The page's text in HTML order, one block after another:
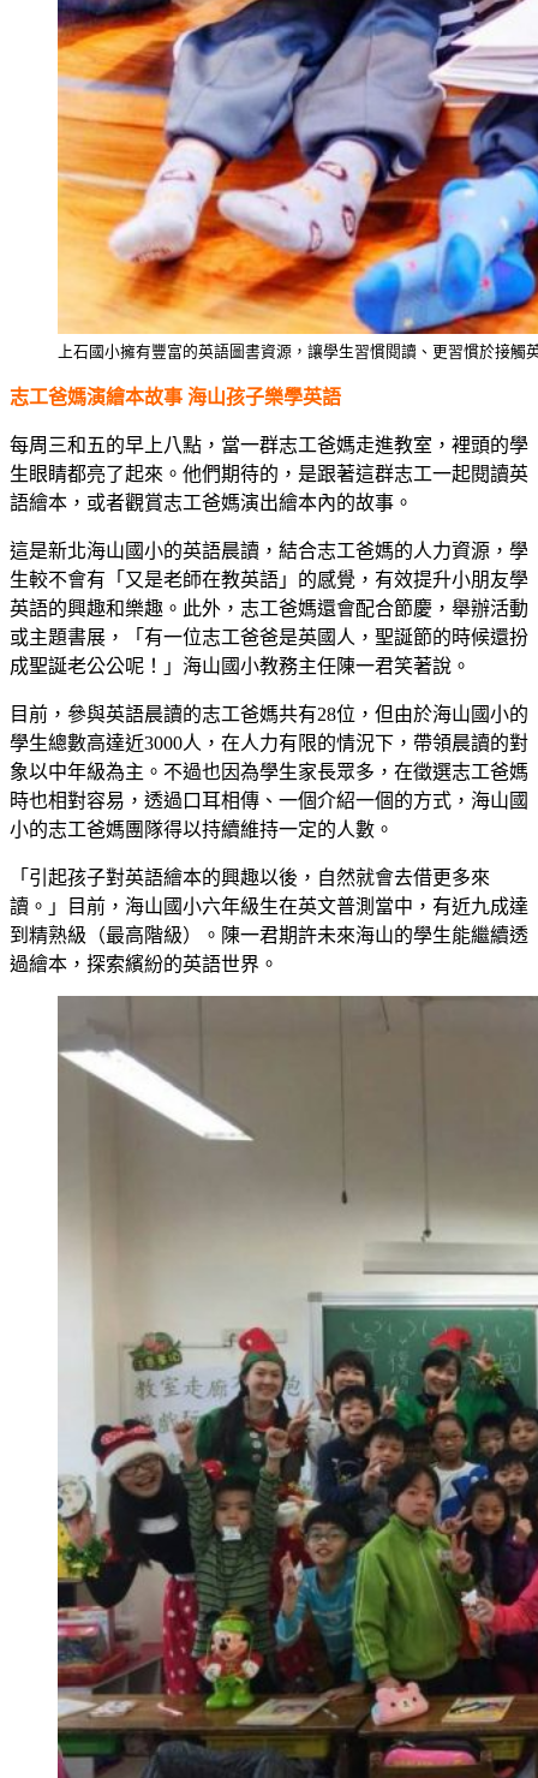
上石國小擁有豐富的英語圖書資源，讓學生習慣閱讀、更習慣於接觸
志工爸媽演繪本故事 海山孩子樂學英語
每周三和五的早上八點，當一群志工爸媽走進教室，裡頭的學
生眼睛都亮了起來。他們期待的，是跟著這群志工一起閱讀英
語繪本，或者觀賞志工爸媽演出繪本內的故事。
這是新北海山國小的英語晨讀，結合志工爸媽的人力資源，學
生較不會有「又是老師在教英語」的感覺，有效提升小朋友學
英語的興趣和樂趣。此外，志工爸媽還會配合節慶，舉辦活動
或主題書展，「有一位志工爸爸是英國人，聖誕節的時候還扮
成聖誕老公公呢！」海山國小教務主任陳一君笑著說。
目前，參與英語晨讀的志工爸媽共有28位，但由於海山國小的
學生總數高達近3000人，在人力有限的情況下，帶領晨讀的對
象以中年級為主。不過也因為學生家長眾多，在徵選志工爸媽
時也相對容易，透過口耳相傳、一個介紹一個的方式，海山國
小的志工爸媽團隊得以持續維持一定的人數。
「引起孩子對英語繪本的興趣以後，自然就會去借更多來
讀。」目前，海山國小六年級生在英文普測當中，有近九成達
到精熟級（最高階級）。陳一君期許未來海山的學生能繼續透
過繪本，探索繽紛的英語世界。